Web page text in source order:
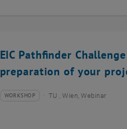
EIC Pathfinder
preparation of your
Veranstaltungstyp:
WORKSHOP
Veranstaltungsort:TU , Wien, Webinar